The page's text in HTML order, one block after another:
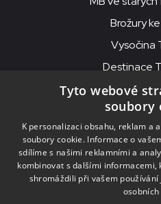
Brožury
Vysočina
Destinace
© 2026MKS
MKS Beseda, příspěvková
Moravské
IČO: 00091758, DIČ:
Tyto webové
soubory
K personalizaci obsahu, reklam a
soubory cookie. Informace o
sdílíme s našimi reklamními a
kombinovat s dalšími
shromáždili při vašem používání